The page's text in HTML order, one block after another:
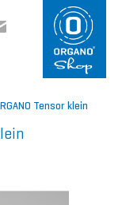
8504 957999-0
ano.ch
Tensor klein